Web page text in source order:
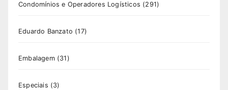
Condomínios e Operadores Logísticos (291)
Eduardo Banzato (17)
Embalagem(31)
Especiais (3)